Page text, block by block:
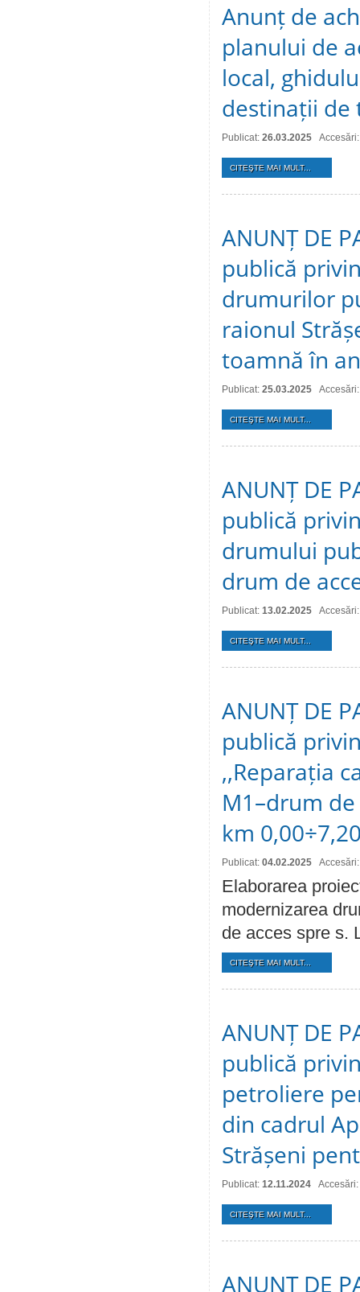
Anunț de
planului de
local,
destinații de
Publicat: 26.03.2025
CITEŞTE MAI MULT...
ANUNȚ DE
publică
drumurilor
raionul
toamnă în
Publicat: 25.03.2025
CITEŞTE MAI MULT...
ANUNȚ DE
publică
drumului
drum de
Publicat: 13.02.2025
CITEŞTE MAI MULT...
ANUNȚ DE
publică
,,Reparația
M1–drum de
km
Publicat: 04.02.2025
Elaborarea
modernizarea
de acces spre s.
CITEŞTE MAI MULT...
ANUNȚ DE
publică
реtroliere
din саdrul
Strășeni
Publicat: 12.11.2024
CITEŞTE MAI MULT...
ANUNȚ DE